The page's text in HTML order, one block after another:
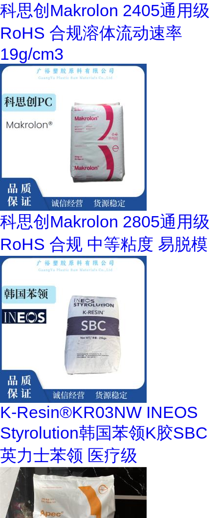
科思创Makrolon 2405通用级
RoHS 合规溶体流动速率
19g/cm3
科思创Makrolon 2805通用级
RoHS 合规 中等粘度 易脱模
K-Resin®KR03NW INEOS
Styrolution韩国苯领K胶SBC
英力士苯领 医疗级